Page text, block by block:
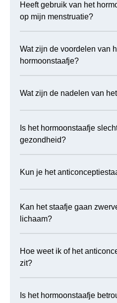
Heeft gebruik van het
op mijn menstruatie?
Wat zijn de voordelen van
hormoonstaafje?
Wat zijn de nadelen van
Is het hormoonstaafje
gezondheid?
Kun je het
Kan het staafje gaan
lichaam?
Hoe weet ik of het
zit?
Is het hormoonstaafje